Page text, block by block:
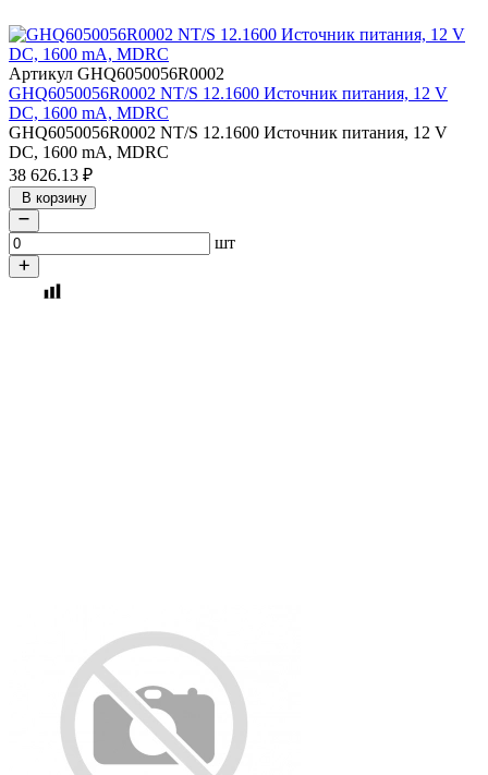
Артикул GHQ6050056R0002
GHQ6050056R0002 NT/S 12.1600 Источник питания, 12 V
DC, 1600 mA, MDRC
GHQ6050056R0002 NT/S 12.1600 Источник питания, 12 V
DC, 1600 mA, MDRC
38 626.13 ₽
В корзину
шт